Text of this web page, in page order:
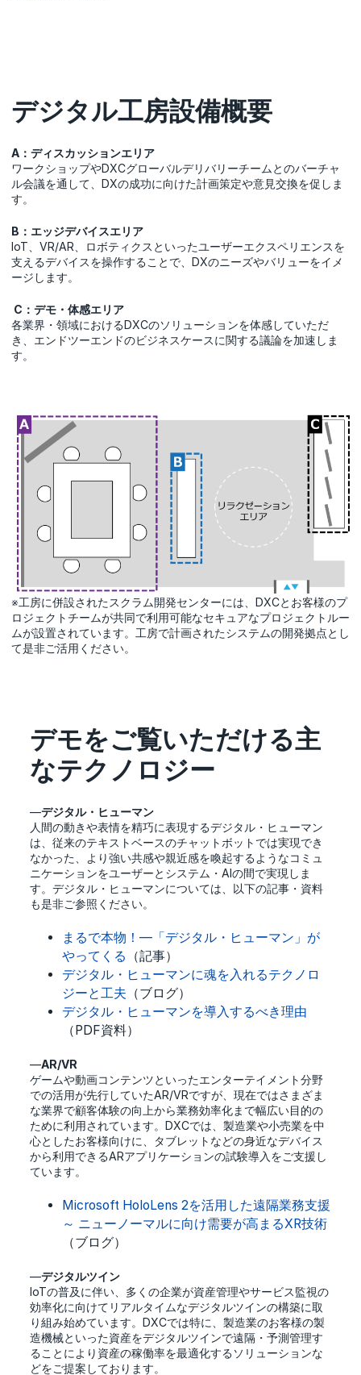
※工房に併設されたスクラム開発センターには、DXCとお客様のプ
ロジェクトチームが共同で利用可能なセキュアなプロジェクトルー
ムが設置されています。工房で計画されたシステムの開発拠点とし
て是非ご活用ください。
デジタル工房設備概要
A：ディスカッションエリア
ワークショップやDXCグローバルデリバリーチームとのバーチャ
ル会議を通して、DXの成功に向けた計画策定や意見交換を促しま
す。
B：エッジデバイスエリア
IoT、VR/AR、ロボティクスといったユーザーエクスペリエンスを
支えるデバイスを操作することで、DXのニーズやバリューをイメ
ージします。
C：デモ・体感エリア
各業界・領域におけるDXCのソリューションを体感していただ
き、エンドツーエンドのビジネスケースに関する議論を加速しま
す。
デモをご覧いただける主
なテクノロジー
—デジタル・ヒューマン
人間の動きや表情を精巧に表現するデジタル・ヒューマン
は、従来のテキストベースのチャットボットでは実現でき
なかった、より強い共感や親近感を喚起するようなコミュ
ニケーションをユーザーとシステム・AIの間で実現しま
す。デジタル・ヒューマンについては、以下の記事・資料
も是非ご参照ください。
まるで本物！―「デジタル・ヒューマン」が
やってくる
（記事）
デジタル・ヒューマンに魂を入れるテクノロ
ジーと工夫 （ブログ）
デジタル・ヒューマンを導入するべき理由
（PDF資料）
—AR/VR
ゲームや動画コンテンツといったエンターテイメント分野
での活用が先行していたAR/VRですが、現在ではさまざま
な業界で顧客体験の向上から業務効率化まで幅広い目的の
ために利用されています。DXCでは、製造業や小売業を中
心としたお客様向けに、タブレットなどの身近なデバイス
から利用できるARアプリケーションの試験導入をご支援し
ています。
Microsoft HoloLens 2を活用した遠隔業務支援
～ ニューノーマルに向け需要が高まるXR技術
（ブログ）
—デジタルツイン
IoTの普及に伴い、多くの企業が資産管理やサービス監視の
効率化に向けてリアルタイムなデジタルツインの構築に取
り組み始めています。DXCでは特に、製造業のお客様の製
造機械といった資産をデジタルツインで遠隔・予測管理す
ることにより資産の稼働率を最適化するソリューションな
どをご提案しております。